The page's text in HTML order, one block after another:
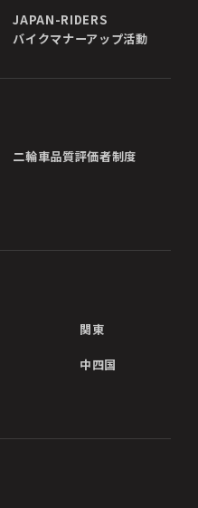
JAPAN-RIDERS
バイクマナーアップ活動
二輪車品質評価者制度
関東
中四国